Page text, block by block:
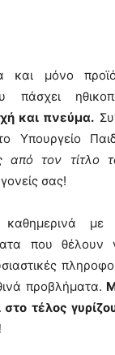
και μόνο
πάσχει
και πνεύμα.
Υπουργείο
από τον τίτλο
σας!
καθημερινά με
που θέλουν
προβλήματα.
τέλος